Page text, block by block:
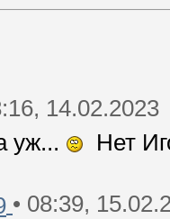
14.02.2023
уж...
Нет
• 08:39,